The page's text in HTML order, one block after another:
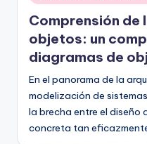
en
Comprensión de
objetos: un
diagramas de
En el panorama de la
modelización de
la brecha entre el
concreta tan